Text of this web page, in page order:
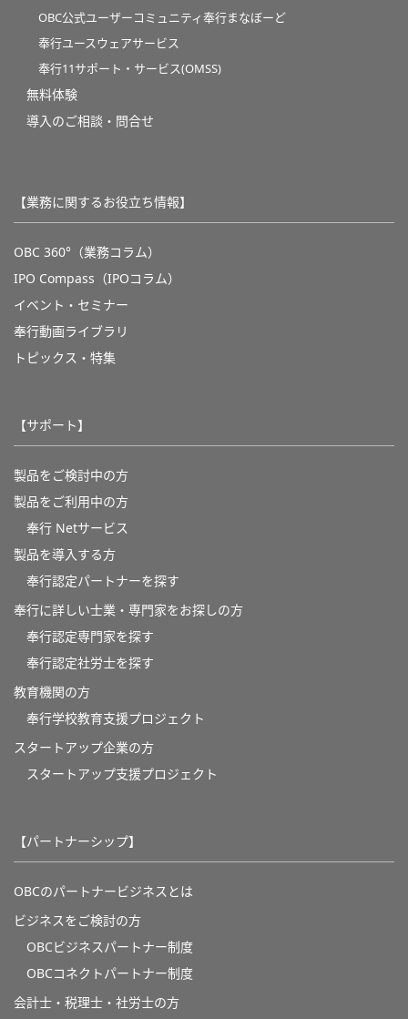
OBC公式ユーザーコミュニティ奉行まなぼーど
奉行ユースウェアサービス
奉行11サポート・サービス(OMSS)
無料体験
導入のご相談・問合せ
【業務に関するお役立ち情報】
OBC 360°（業務コラム）
IPO Compass（IPOコラム）
イベント・セミナー
奉行動画ライブラリ
トピックス・特集
【サポート】
製品をご検討中の方
製品をご利用中の方
奉行 Netサービス
製品を導入する方
奉行認定パートナーを探す
奉行に詳しい士業・専門家をお探しの方
奉行認定専門家を探す
奉行認定社労士を探す
教育機関の方
奉⾏学校教育⽀援プロジェクト
スタートアップ企業の方
スタートアップ支援プロジェクト
【パートナーシップ】
OBCのパートナービジネスとは
ビジネスをご検討の方
OBCビジネスパートナー制度
OBCコネクトパートナー制度
会計士・税理士・社労士の方